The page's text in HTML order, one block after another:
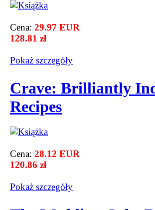
Cena: 29.97 EUR
128.81 zł
Pokaż szczegόły
Crave: Brilliantly
Recipes
Cena: 28.12 EUR
120.86 zł
Pokaż szczegόły